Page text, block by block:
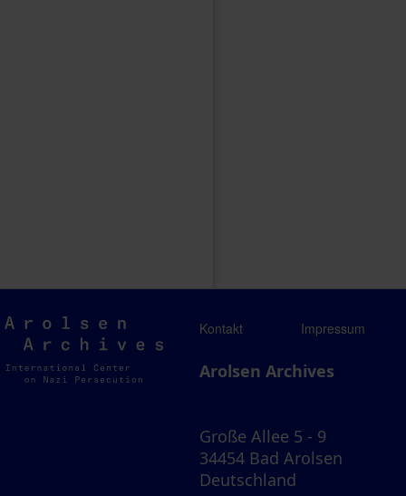
Arolsen
Archives
Kontakt Impressum
Arolsen Archives
Große Allee 5 - 9
34454 Bad Arolsen
Deutschland